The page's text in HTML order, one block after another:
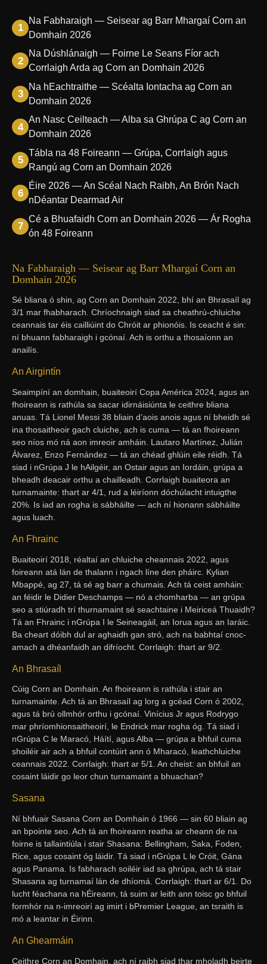
Na Fabharaigh — Seisear ag Barr Mhargaí Corn an
Domhain 2026
Na Dúshlánaigh — Foirne Le Seans Fíor ach
Corrlaigh Arda ag Corn an Domhain 2026
Na hEachtraithe — Scéalta Iontacha ag Corn an
Domhain 2026
An Nasc Ceilteach — Alba sa Ghrúpa C ag Corn an
Domhain 2026
Tábla na 48 Foireann — Grúpa, Corrlaigh agus
Rangú ag Corn an Domhain 2026
Éire 2026 — An Scéal Nach Raibh, An Brón Nach
nDéantar Dearmad Air
Cé a Bhuafaidh Corn an Domhain 2026 — Ár Rogha
ón 48 Foireann
Na Fabharaigh — Seisear ag Barr Mhargaí Corn an
Domhain 2026
Sé bliana ó shin, ag Corn an Domhain 2022, bhí an Bhrasaíl ag
3/1 mar fhabharach. Chríochnaigh siad sa cheathrú-chluiche
ceannais tar éis cailliúint do Chróit ar phionóis. Is ceacht é sin:
ní bhuann fabharaigh i gcónaí. Ach is orthu a thosaíonn an
anailís.
An Airgintín
Seaimpíní an domhain, buaiteoirí Copa América 2024, agus an
fhoireann is rathúla sa sacar idirnáisiúnta le ceithre bliana
anuas. Tá Lionel Messi 38 bliain d’aois anois agus ní bheidh sé
ina thosaitheoir gach cluiche, ach is cuma — tá an fhoireann
seo níos mó ná aon imreoir amháin. Lautaro Martínez, Julián
Álvarez, Enzo Fernández — tá an chéad ghlúin eile réidh. Tá
siad i nGrúpa J le hAilgéir, an Ostair agus an Iordáin, grúpa a
bheadh deacair orthu a chailleadh. Corrlaigh buaiteora an
turnamainte: thart ar 4/1, rud a léiríonn dóchúlacht intuigthe
20%. Is iad an rogha is sábháilte — ach ní hionann sábháilte
agus luach.
An Fhrainc
Buaiteoirí 2018, réaltaí an chluiche cheannais 2022, agus
foireann atá lán de thalann i ngach líne den pháirc. Kylian
Mbappé, ag 27, tá sé ag barr a chumais. Ach tá ceist amháin:
an féidir le Didier Deschamps — nó a chomharba — an grúpa
seo a stiúradh trí thurnamaint sé seachtaine i Meiriceá Thuaidh?
Tá an Fhrainc i nGrúpa I le Seineagáil, an Iorua agus an Iaráic.
Ba cheart dóibh dul ar aghaidh gan stró, ach na babhtaí cnoc-
amach a dhéanfaidh an difríocht. Corrlaigh: thart ar 9/2.
An Bhrasaíl
Cúig Corn an Domhain. An fhoireann is rathúla i stair an
turnamainte. Ach tá an Bhrasaíl ag lorg a gcéad Corn ó 2002,
agus tá brú ollmhór orthu i gcónaí. Vinícius Jr agus Rodrygo
mar phríomhionsaitheoirí, le Endrick mar rogha óg. Tá siad i
nGrúpa C le Maracó, Háítí, agus Alba — grúpa a bhfuil cuma
shoiléir air ach a bhfuil contúirt ann ó Mharacó, leathchluiche
ceannais 2022. Corrlaigh: thart ar 5/1. An cheist: an bhfuil an
cosaint láidir go leor chun turnamaint a bhuachan?
Sasana
Ní bhfuair Sasana Corn an Domhain ó 1966 — sin 60 bliain ag
an bpointe seo. Ach tá an fhoireann reatha ar cheann de na
foirne is tallaintiúla i stair Shasana: Bellingham, Saka, Foden,
Rice, agus cosaint óg láidir. Tá siad i nGrúpa L le Cróit, Gána
agus Panama. Is fabharach soiléir iad sa ghrúpa, ach tá stair
Shasana ag turnamaí lán de dhíomá. Corrlaigh: thart ar 6/1. Do
lucht féachana na hÉireann, tá suim ar leith ann toisc go bhfuil
formhór na n-imreoirí ag imirt i bPremier League, an tsraith is
mó a leantar in Éirinn.
An Ghearmáin
Ceithre Corn an Domhain, ach ní raibh siad thar mholadh beirte